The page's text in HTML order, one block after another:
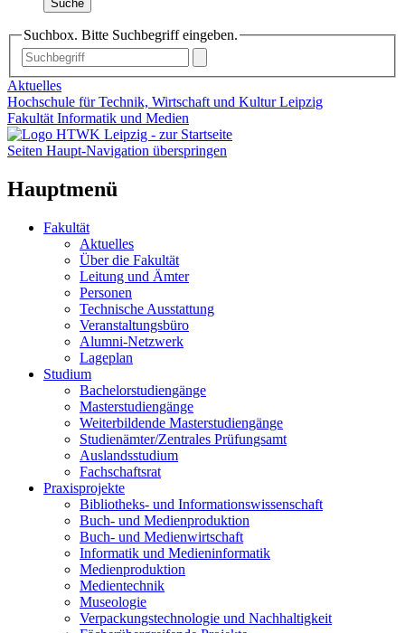
Suche
Suchbox. Bitte Suchbegriff eingeben.
Aktuelles
Hochschule für Technik, Wirtschaft und Kultur Leipzig
Fakultät Informatik und Medien
Seiten Haupt-Navigation überspringen
Hauptmenü
Fakultät
Aktuelles
Über die Fakultät
Leitung und Ämter
Personen
Technische Ausstattung
Veranstaltungsbüro
Alumni-Netzwerk
Lageplan
Studium
Bachelorstudiengänge
Masterstudiengänge
Weiterbildende Masterstudiengänge
Studienämter/Zentrales Prüfungsamt
Auslandsstudium
Fachschaftsrat
Praxisprojekte
Bibliotheks- und Informationswissenschaft
Buch- und Medienproduktion
Buch- und Medienwirtschaft
Informatik und Medieninformatik
Medienproduktion
Medientechnik
Museologie
Verpackungstechnologie und Nachhaltigkeit